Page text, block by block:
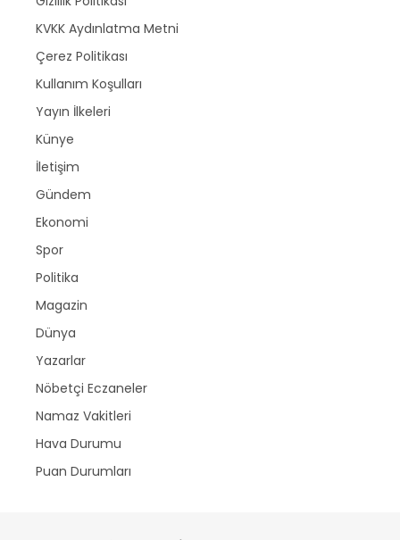
KVKK Aydınlatma Metni
Çerez Politikası
Kullanım Koşulları
Yayın İlkeleri
Künye
İletişim
Gündem
Ekonomi
Spor
Politika
Magazin
Dünya
Yazarlar
Nöbetçi Eczaneler
Namaz Vakitleri
Hava Durumu
Puan Durumları